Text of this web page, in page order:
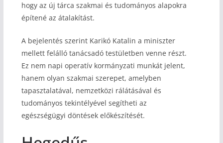
hogy az új tárca szakmai és tudományos alapokra
építené az átalakítást.
A bejelentés szerint Karikó Katalin a miniszter
mellett felálló tanácsadó testületben venne részt.
Ez nem napi operatív kormányzati munkát jelent,
hanem olyan szakmai szerepet, amelyben
tapasztalatával, nemzetközi rálátásával és
tudományos tekintélyével segítheti az
egészségügyi döntések előkészítését.